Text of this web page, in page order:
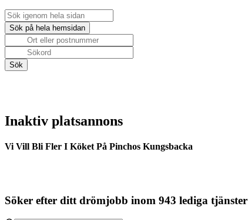
Inaktiv platsannons
Vi Vill Bli Fler I Köket På Pinchos Kungsbacka
Söker efter ditt drömjobb inom 943 lediga tjänster